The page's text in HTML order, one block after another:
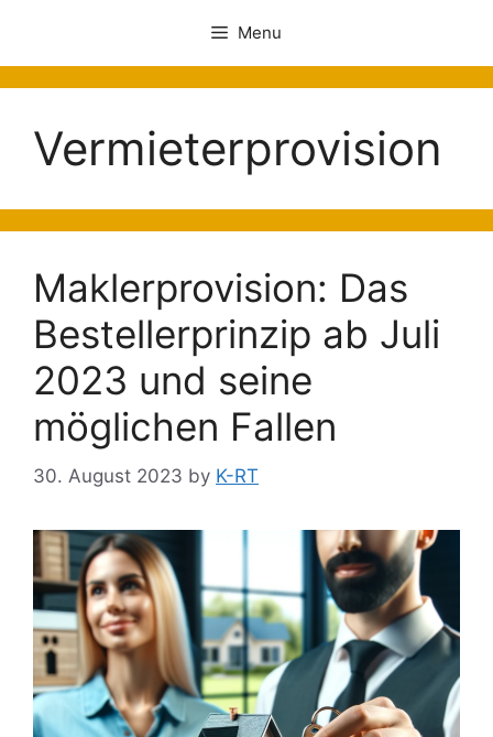
Menu
Vermieterprovision
Maklerprovision: Das
Bestellerprinzip ab Juli
2023 und seine
möglichen Fallen
30. August 2023 by K-RT